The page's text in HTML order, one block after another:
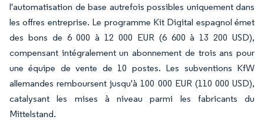
l'automatisation de base autrefois possibles uniquement dans
les offres entreprise. Le programme Kit Digital espagnol émet
des bons de 6 000 à 12 000 EUR (6 600 à 13 200 USD),
compensant intégralement un abonnement de trois ans pour
une équipe de vente de 10 postes. Les subventions KfW
allemandes remboursent jusqu'à 100 000 EUR (110 000 USD),
catalysant les mises à niveau parmi les fabricants du
Mittelstand.